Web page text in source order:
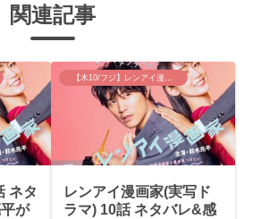
関連記事
ネタ
が
レンアイ漫画家(実写ド
ラマ) 10話 ネタバレ&感